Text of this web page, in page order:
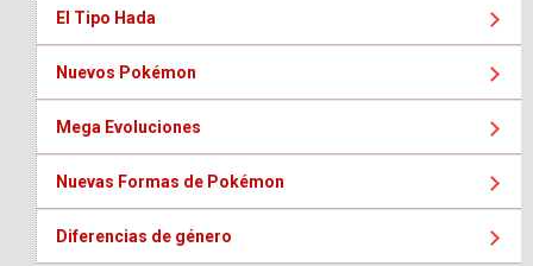
El Tipo Hada
Nuevos Pokémon
Mega Evoluciones
Nuevas Formas de Pokémon
Diferencias de género